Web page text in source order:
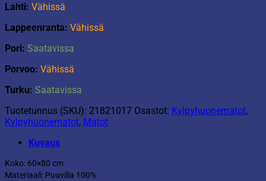
Lahti: Vähissä
Lappeenranta: Vähissä
Pori: Saatavissa
Porvoo: Vähissä
Turku: Saatavissa
Tuotetunnus (SKU): 21821017 Osastot: Kylpyhuonematot,
Kylpyhuonematot, Matot
Kuvaus
Koko: 60×80 cm
Materiaali: Puuvilla 100%